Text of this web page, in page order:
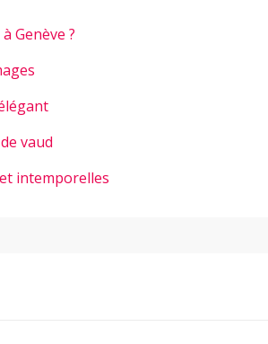
Genève ?
vaud
intemporelles